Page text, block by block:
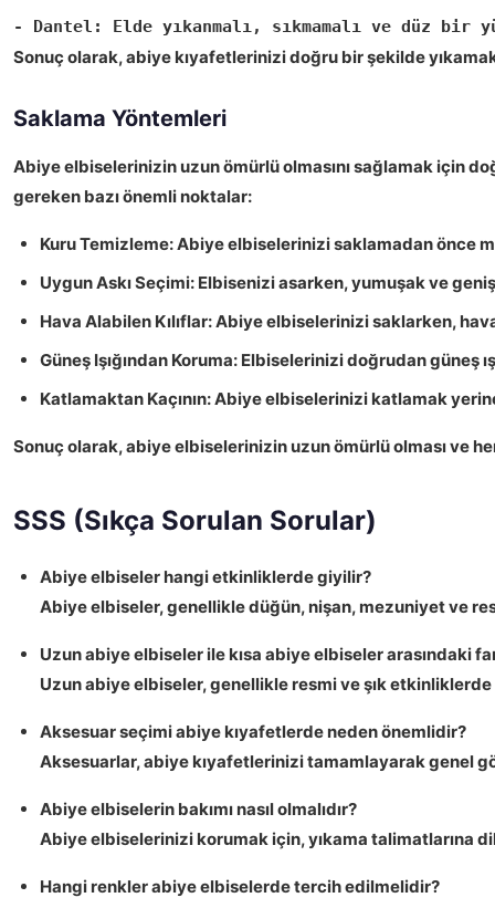
- Dantel: Elde yıkanmalı, sıkmamalı ve düz
Sonuçolarak, abiye kıyafetlerinizi doğru bir şekilde
Saklama Yöntemleri
Abiye elbiselerinizin uzun ömürlü olmasını sağlamak için
gereken bazı önemli noktalar:
Kuru Temizleme:Abiye elbiselerinizi saklamadan önce
Uygun Askı Seçimi: Elbisenizi asarken,yumuşak ve
Hava Alabilen Kılıflar:Abiye elbiselerinizi saklarken,
Güneş Işığından Koruma: Elbiselerinizi doğrudan güneş
Katlamaktan Kaçının:Abiye elbiselerinizi katlamak
Sonuç olarak,abiye elbiselerinizin uzun ömürlü olması ve
SSS (Sıkça Sorulan Sorular)
Abiye elbiseler hangi etkinliklerde giyilir?
Abiye elbiseler, genellikle düğün, nişan, mezuniyet ve
Uzun abiye elbiseler ile kısa abiye elbiseler arasındaki
Uzun abiye elbiseler, genellikle resmi ve şık
Aksesuar seçimi abiye kıyafetlerde neden önemlidir?
Aksesuarlar, abiye kıyafetlerinizi tamamlayarak genel
Abiye elbiselerin bakımı nasıl olmalıdır?
Abiye elbiselerinizi korumak için, yıkama talimatlarına
Hangi renkler abiye elbiselerde tercih edilmelidir?